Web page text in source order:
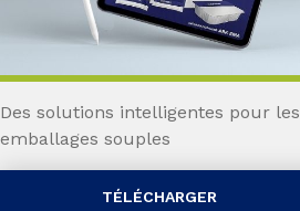
Des solutions intelligentes pour les
emballages souples
TÉLÉCHARGER